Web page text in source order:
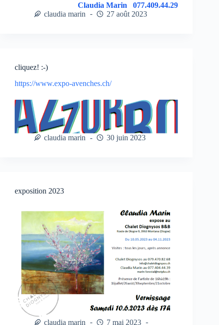
Claudia Marin 077.409.44.29
claudia marin
27 août 2023
cliquez! :-)
https://www.expo-avenches.ch/
claudia marin 30 juin 2023
exposition 2023
claudia marin 7 mai 2023